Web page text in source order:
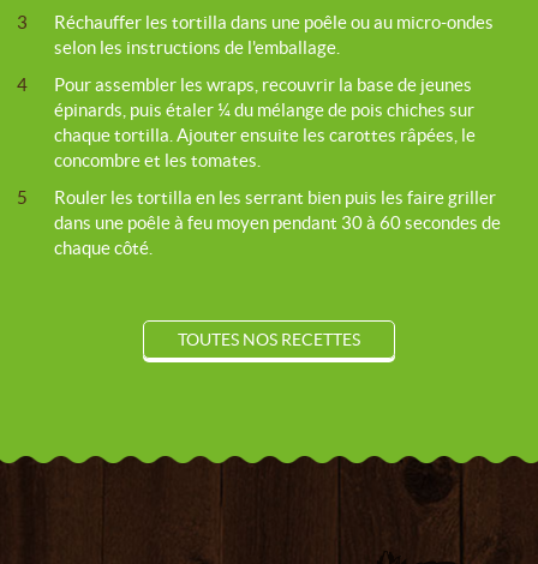
3
Réchauffer les tortilla dans une poêle ou au micro-ondes
selon les instructions de l'emballage.
4
Pour assembler les wraps, recouvrir la base de jeunes
épinards, puis étaler ¼ du mélange de pois chiches sur
chaque tortilla. Ajouter ensuite les carottes râpées, le
concombre et les tomates.
5
Rouler les tortilla en les serrant bien puis les faire griller
dans une poêle à feu moyen pendant 30 à 60 secondes de
chaque côté.
TOUTES NOS RECETTES